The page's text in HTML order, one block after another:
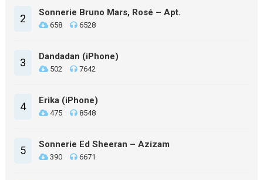
2 Sonnerie Bruno Mars, Rosé – Apt.
658 6528
3 Dandadan (iPhone)
502 7642
4 Erika (iPhone)
475 8548
5 Sonnerie Ed Sheeran – Azizam
390 6671